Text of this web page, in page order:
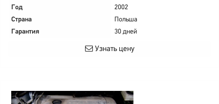
Год
2002
Страна
Польша
Гарантия
30 дней
Узнать цену